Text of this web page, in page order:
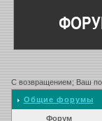
С возвращением; Ваш
Общие форумы
Форум